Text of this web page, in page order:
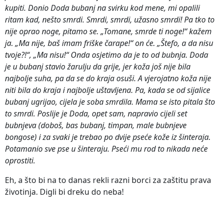
kupiti. Donio Doda bubanj na svirku kod mene, mi opalili
ritam kad, nešto smrdi. Smrdi, smrdi, užasno smrdi! Pa tko to
nije oprao noge, pitamo se. „Tomane, smrde ti noge!“ kažem
ja. „Ma nije, baš imam friške čarape!“ on će. „Štefo, a da nisu
tvoje?!“, „Ma nisu!“ Onda osjetimo da je to od bubnja. Doda
je u bubanj stavio žarulju da grije, jer koža još nije bila
najbolje suha, pa da se do kraja osuši. A vjerojatno koža nije
niti bila do kraja i najbolje uštavljena. Pa, kada se od sijalice
bubanj ugrijao, cijela je soba smrdila. Mama se isto pitala što
to smrdi. Poslije je Doda, opet sam, napravio cijeli set
bubnjeva (doboš, bas bubanj, timpan, male bubnjeve
bongose) i za svaki je trebao po dvije pseće kože iz šinteraja.
Potamanio sve pse u šinteraju. Pseći mu rod to nikada neće
oprostiti.
Eh, a što bi na to danas rekli razni borci za zaštitu prava
životinja. Digli bi dreku do neba!